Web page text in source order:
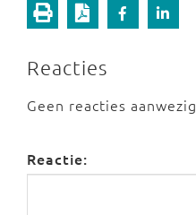
Reacties
Geen reacties aanwezig
Reactie: